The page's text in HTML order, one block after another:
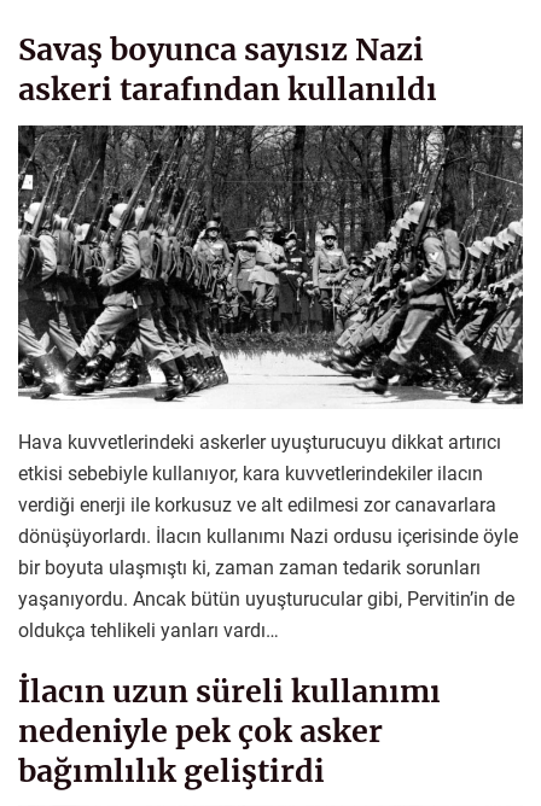
Savaş boyunca sayısız Nazi
askeri tarafından kullanıldı
Hava kuvvetlerindeki askerler uyuşturucuyu dikkat artırıcı
etkisi sebebiyle kullanıyor, kara kuvvetlerindekiler ilacın
verdiği enerji ile korkusuz ve alt edilmesi zor canavarlara
dönüşüyorlardı. İlacın kullanımı Nazi ordusu içerisinde öyle
bir boyuta ulaşmıştı ki, zaman zaman tedarik sorunları
yaşanıyordu. Ancak bütün uyuşturucular gibi, Pervitin’in de
oldukça tehlikeli yanları vardı…
İlacın uzun süreli kullanımı
nedeniyle pek çok asker
bağımlılık geliştirdi